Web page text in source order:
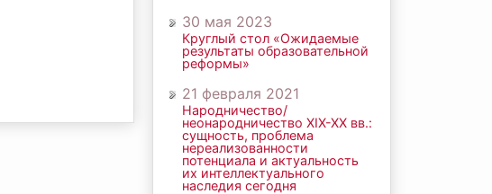
30 мая 2023
Круглый стол «Ожидаемые
результаты образовательной
реформы»
21 февраля 2021
Народничество/
неонародничество ХIХ-ХХ вв.:
сущность, проблема
нереализованности
потенциала и актуальность
их интеллектуального
наследия сегодня